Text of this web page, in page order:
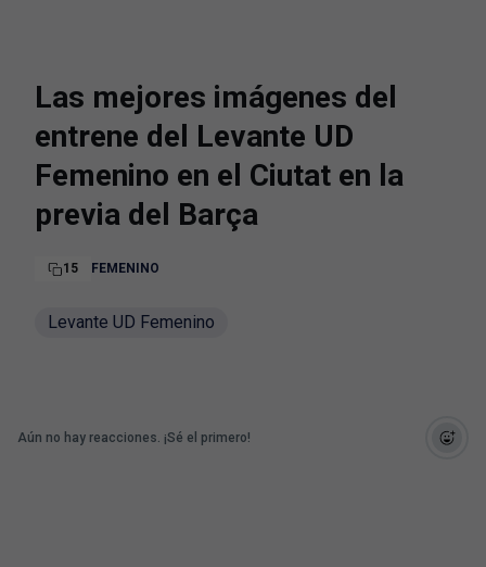
Las mejores imágenes del
entrene del Levante UD
Femenino en el Ciutat en la
previa del Barça
15 FEMENINO
Levante UD Femenino
Aún no hay reacciones. ¡Sé el primero!